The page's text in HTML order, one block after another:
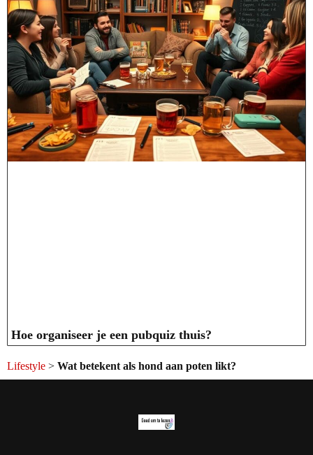
Hoe organiseer je een pubquiz thuis?
Lifestyle > Wat betekent als hond aan poten likt?